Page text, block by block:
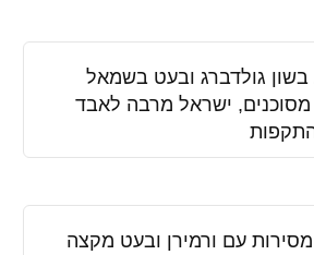
גולדברג ובעט בשמאל
ישראל מרבה לאבד
התקפות
עם ורמירן ובעט מקצה